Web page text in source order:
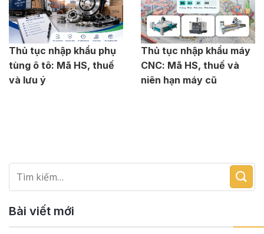
Thủ tục nhập khẩu phụ
tùng ô tô: Mã HS, thuế
và lưu ý
Thủ tục nhập khẩu máy
CNC: Mã HS, thuế và
niên hạn máy cũ
Bài viết mới